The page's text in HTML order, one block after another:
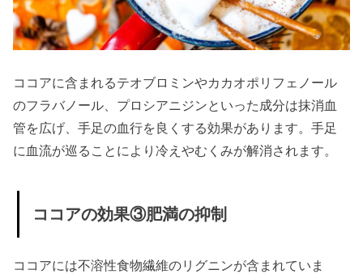
とは
› ココアの効果
は？
› ココアのおす
すめ！効果的
な飲み方レシ
» 効果的
方レシ
ココアに含まれるテオブロミンやカカオポリフェノール
のフラバノール、プロシアニジンといった成分は抹消血
管を広げ、手足の血行を良くする効果があります。手足
に血流が巡ることにより冷えやむくみが解消されます。
ココアの効果③肥満の抑制
ココアには不溶性食物繊維のリグニンが含まれていま